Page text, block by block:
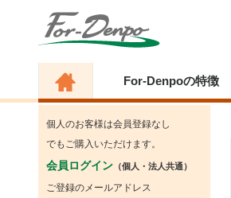
For-Denpoの特徴
個人のお客様は会員登録なし
でもご購入いただけます。
会員ログイン （個人・法人共通）
ご登録のメールアドレス